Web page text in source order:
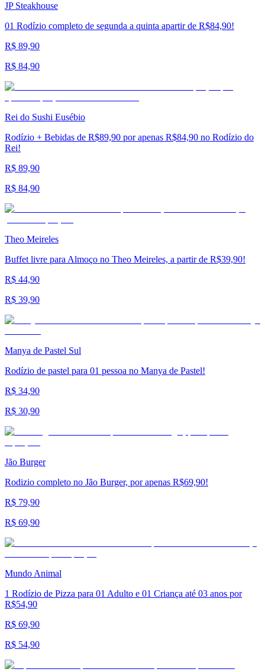
JP Steakhouse
01 Rodízio completo de segunda a quinta apartir de R$84,90!
R$ 89,90
R$ 84,90
Rei do Sushi Eusébio
Rodízio + Bebidas de R$89,90 por apenas R$84,90 no Rodízio do
Rei!
R$ 89,90
R$ 84,90
Theo Meireles
Buffet livre para Almoço no Theo Meireles, a partir de R$39,90!
R$ 44,90
R$ 39,90
Manya de Pastel Sul
Rodízio de pastel para 01 pessoa no Manya de Pastel!
R$ 34,90
R$ 30,90
Jão Burger
Rodizio completo no Jão Burger, por apenas R$69,90!
R$ 79,90
R$ 69,90
Mundo Animal
1 Rodízio de Pizza para 01 Adulto e 01 Criança até 03 anos por
R$54,90
R$ 69,90
R$ 54,90